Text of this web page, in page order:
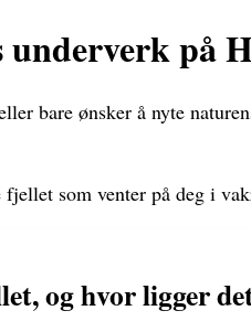
underverk på
bare ønsker å nyte
som venter på deg i
og hvor ligger